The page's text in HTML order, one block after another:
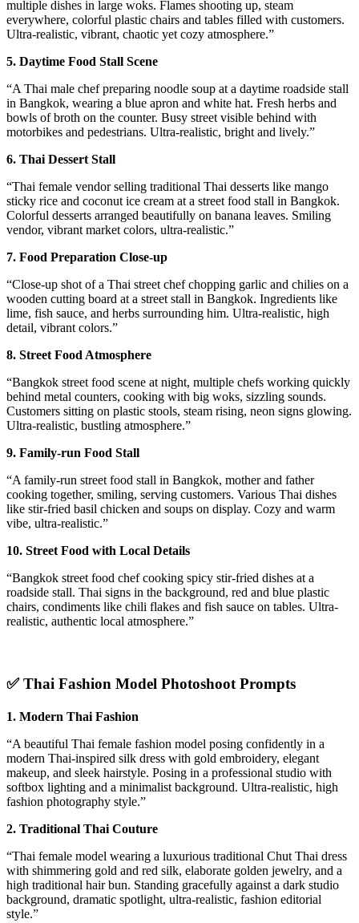
multiple dishes in large woks. Flames shooting up, steam
everywhere, colorful plastic chairs and tables filled with customers.
Ultra-realistic, vibrant, chaotic yet cozy atmosphere.”
5. Daytime Food Stall Scene
“A Thai male chef preparing noodle soup at a daytime roadside stall
in Bangkok, wearing a blue apron and white hat. Fresh herbs and
bowls of broth on the counter. Busy street visible behind with
motorbikes and pedestrians. Ultra-realistic, bright and lively.”
6. Thai Dessert Stall
“Thai female vendor selling traditional Thai desserts like mango
sticky rice and coconut ice cream at a street food stall in Bangkok.
Colorful desserts arranged beautifully on banana leaves. Smiling
vendor, vibrant market colors, ultra-realistic.”
7. Food Preparation Close-up
“Close-up shot of a Thai street chef chopping garlic and chilies on a
wooden cutting board at a street stall in Bangkok. Ingredients like
lime, fish sauce, and herbs surrounding him. Ultra-realistic, high
detail, vibrant colors.”
8. Street Food Atmosphere
“Bangkok street food scene at night, multiple chefs working quickly
behind metal counters, cooking with big woks, sizzling sounds.
Customers sitting on plastic stools, steam rising, neon signs glowing.
Ultra-realistic, bustling atmosphere.”
9. Family-run Food Stall
“A family-run street food stall in Bangkok, mother and father
cooking together, smiling, serving customers. Various Thai dishes
like stir-fried basil chicken and soups on display. Cozy and warm
vibe, ultra-realistic.”
10. Street Food with Local Details
“Bangkok street food chef cooking spicy stir-fried dishes at a
roadside stall. Thai signs in the background, red and blue plastic
chairs, condiments like chili flakes and fish sauce on tables. Ultra-
realistic, authentic local atmosphere.”
✅Thai Fashion Model Photoshoot Prompts
1. Modern Thai Fashion
“A beautiful Thai female fashion model posing confidently in a
modern Thai-inspired silk dress with gold embroidery, elegant
makeup, and sleek hairstyle. Posing in a professional studio with
softbox lighting and a minimalist background. Ultra-realistic, high
fashion photography style.”
2. Traditional Thai Couture
“Thai female model wearing a luxurious traditional Chut Thai dress
with shimmering gold and red silk, elaborate golden jewelry, and a
high traditional hair bun. Standing gracefully against a dark studio
background, dramatic spotlight, ultra-realistic, fashion editorial
style.”